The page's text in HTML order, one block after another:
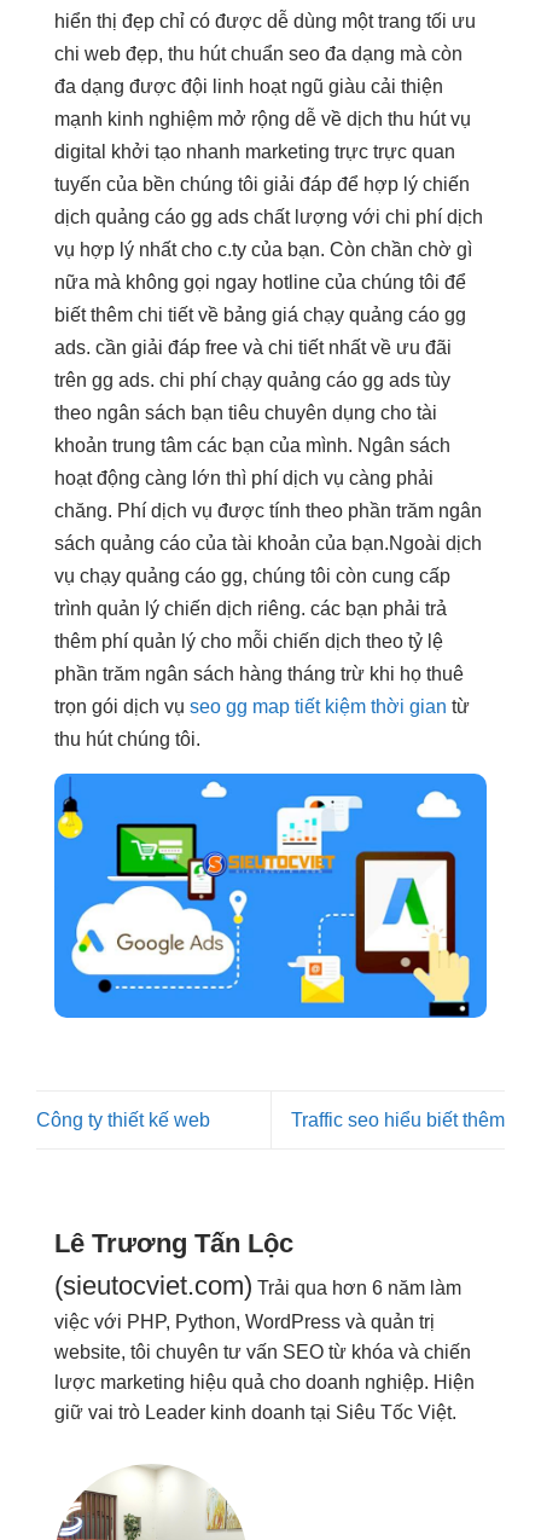
hiển thị đẹp chỉ có được dễ dùng một trang tối ưu
chi web đẹp, thu hútchuẩn seo đa dạng mà còn
đa dạng được đội linh hoạtngũ giàu cải thiện
mạnh kinh nghiệm mở rộng dễ về dịch thu hútvụ
digital
khởi tạo nhanh marketing trực trực quan
tuyến của bền chúng tôi giải đáp để hợp lý chiến
dịch quảng cáo gg ads chất lượng với chi phí dịch
vụ hợp lý nhất cho c.ty của bạn. Còn chần chờ gì
nữa mà không gọi ngay hotline của chúng tôi để
biết thêm chi tiết về bảng giá chạy quảng cáo gg
ads. cần giải đáp free và chi tiết nhất về ưu đãi
trên gg ads. chi phí chạy quảng cáo gg ads tùy
theo ngân sách bạn tiêu chuyên dụng cho tài
khoản trung tâm các bạn của mình. Ngân sách
hoạt động càng lớn thì phí dịch vụ càng phải
chăng. Phí dịch vụ được tính theo phần trăm ngân
sách quảng cáo của tài khoản của bạn.Ngoài dịch
vụ chạy quảng cáo gg, chúng tôi còn cung cấp
trình quản lý chiến dịch riêng. các bạn phải trả
thêm phí quản lý cho mỗi chiến dịch theo tỷ lệ
phần trăm ngân sách hàng tháng trừ khi họ thuê
trọn gói dịch vụ seo gg map tiết kiệm thời gian từ
thu hútchúng tôi.
Công ty thiết kế web Traffic seo hiểu biết thêm
Lê Trương Tấn Lộc
(sieutocviet.com) Trải qua hơn 6 năm làm
việc với PHP, Python, WordPress và quản trị
website, tôi chuyên tư vấn SEO từ khóa và chiến
lược marketing hiệu quả cho doanh nghiệp. Hiện
giữ vai trò Leader kinh doanh tại Siêu Tốc Việt.